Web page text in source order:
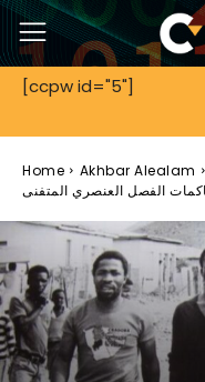
[ccpw id="5"]
Home Akhbar Alealam
الفصل العنصري المتفنى